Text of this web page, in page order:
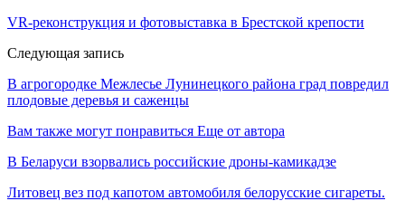
VR-реконструкция и фотовыставка в Брестской крепости
Следующая запись
В агрогородке Межлесье Лунинецкого района град повредил
плодовые деревья и саженцы
Вам также могут понравиться Еще от автора
В Беларуси взорвались российские дроны-камикадзе
Литовец вез под капотом автомобиля белорусские сигареты.